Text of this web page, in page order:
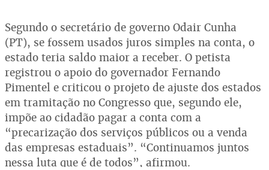
Segundo o secretário de governo Odair Cunha
(PT), se fossem usados juros simples na conta, o
estado teria saldo maior a receber. O petista
registrou o apoio do governador Fernando
Pimentel e criticou o projeto de ajuste dos estados
em tramitação no Congresso que, segundo ele,
impõe ao cidadão pagar a conta com a
“precarização dos serviços públicos ou a venda
das empresas estaduais”. “Continuamos juntos
nessa luta que é de todos”, afirmou.